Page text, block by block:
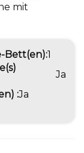
mit
Bett(en):1
Ja
:Ja